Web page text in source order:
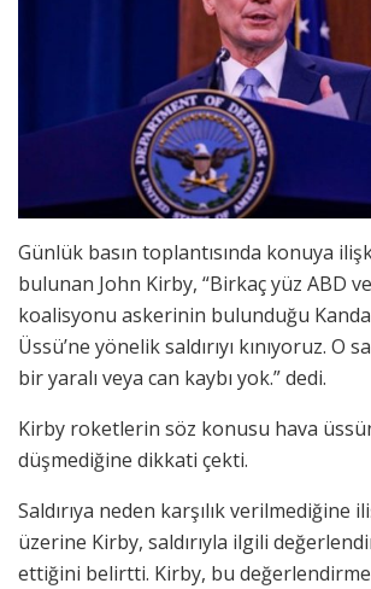
Günlük basın toplantısında konuya
bulunan John Kirby, “Birkaç yüz ABD
koalisyonu askerinin bulunduğu
Üssü’ne yönelik saldırıyı kınıyoruz. O
bir yaralı veya can kaybı yok.” dedi.
Kirby roketlerin söz konusu hava
düşmediğine dikkati çekti.
Saldırıya neden karşılık verilmediğine
üzerine Kirby, saldırıyla ilgili
ettiğini belirtti. Kirby, bu